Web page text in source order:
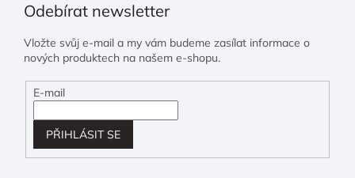
Odebírat newsletter
Vložte svůj e-mail a my vám budeme zasílat informace o
nových produktech na našem e-shopu.
E-mail
PŘIHLÁSIT SE